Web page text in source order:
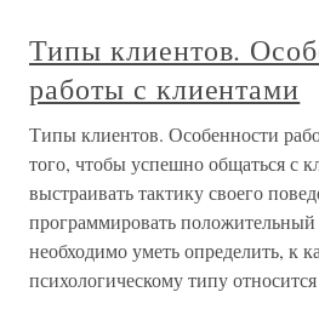
Типы клиентов.
работы с клиентами
Типы клиентов. Особенности
того, чтобы успешно общаться с
выстраивать тактику своего
программировать положительный
необходимо уметь определить, к
психологическому типу относится